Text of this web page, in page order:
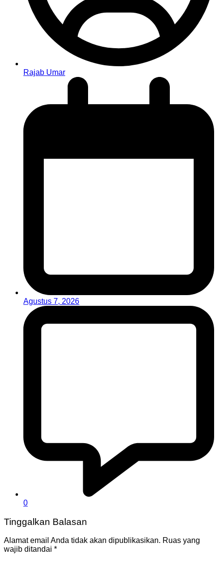
Rajab Umar
Agustus 7, 2026
0
Tinggalkan Balasan
Alamat email Anda tidak akan dipublikasikan. Ruas yang
wajib ditandai *